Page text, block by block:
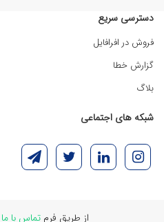
دسترسی سریع
فروش در افرافایل
گزارش خطا
بلاگ
شبکه های اجتماعی
از طریق فرمتماس با ما